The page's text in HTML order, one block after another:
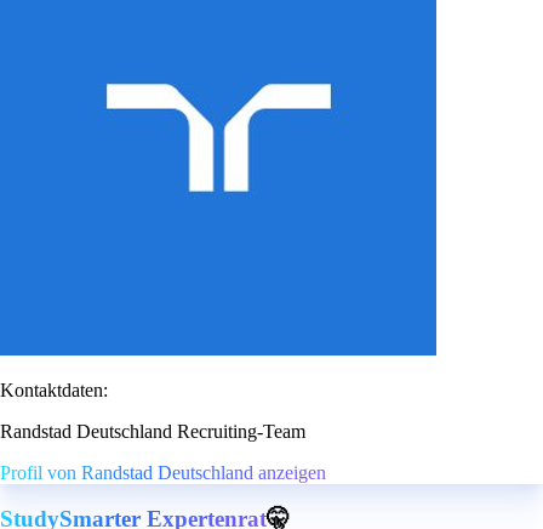
Kontaktdaten:
Randstad Deutschland Recruiting-Team
Profil von Randstad Deutschland anzeigen
StudySmarter Expertenrat🤫